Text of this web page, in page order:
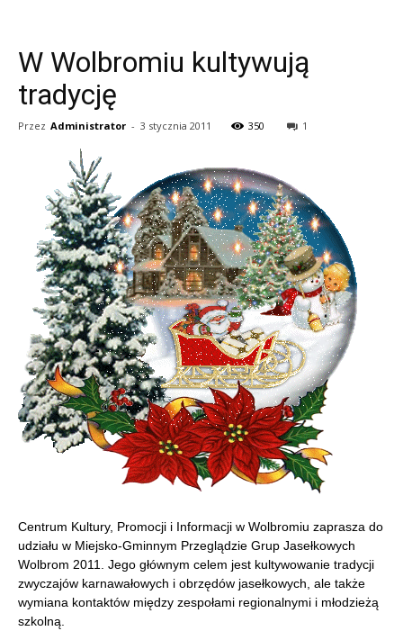
W Wolbromiu kultywują
tradycję
Przez Administrator - 3 stycznia 2011 350 1
Centrum Kultury, Promocji i Informacji w Wolbromiu zaprasza do
udziału w Miejsko-Gminnym Przeglądzie Grup Jasełkowych
Wolbrom 2011. Jego głównym celem jest kultywowanie tradycji
zwyczajów karnawałowych i obrzędów jasełkowych, ale także
wymiana kontaktów między zespołami regionalnymi i młodzieżą
szkolną.